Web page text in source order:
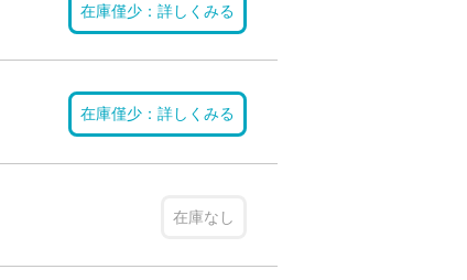
在庫僅少：詳しくみる
在庫僅少：詳しくみる
在庫なし